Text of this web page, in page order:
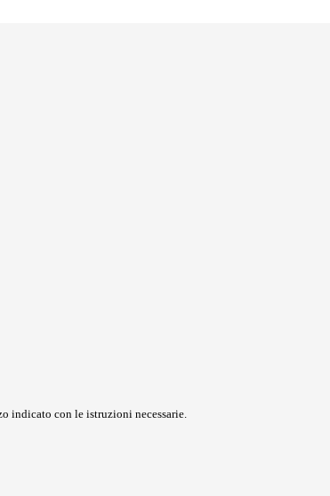
indicato con le istruzioni necessarie.